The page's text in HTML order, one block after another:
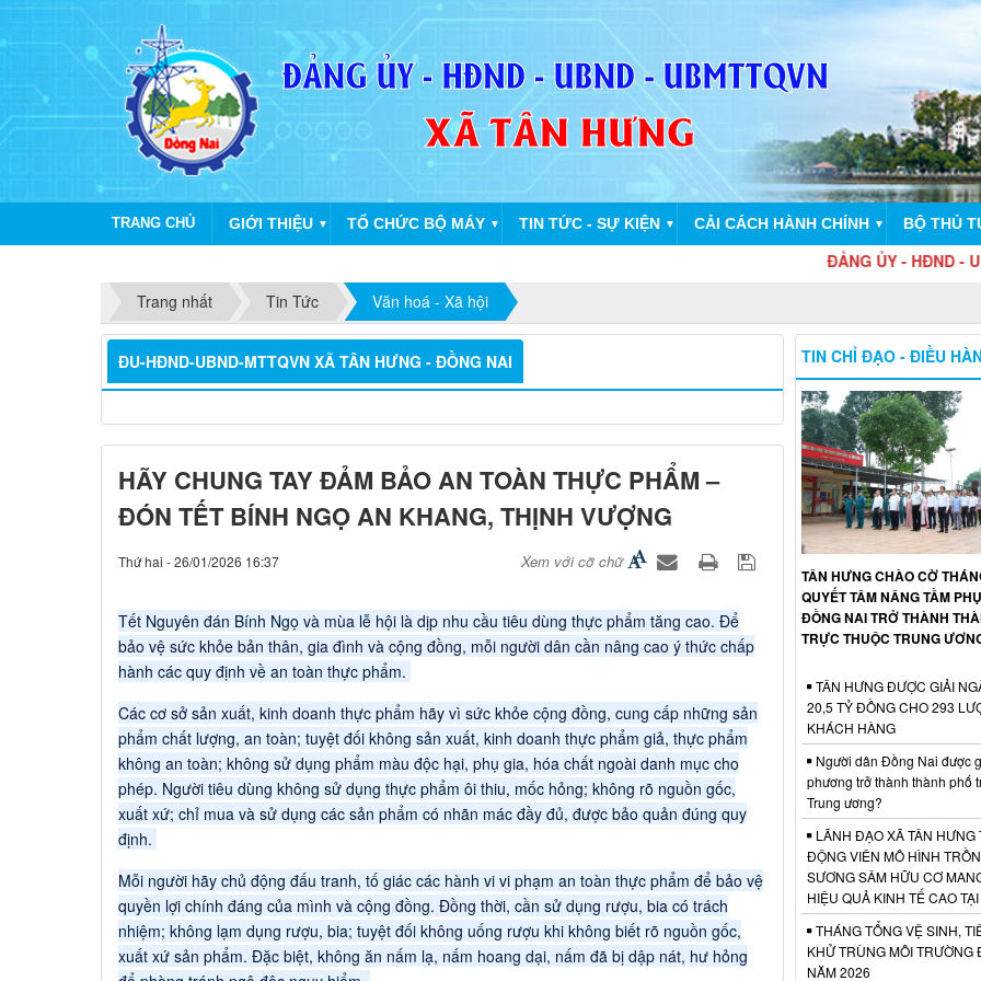
TRANG CHỦ GIỚI THIỆU ▼ TỔ CHỨC BỘ MÁY ▼ TIN TỨC - SỰ KIỆN ▼ CẢI CÁCH HÀNH CHÍNH ▼ BỘ THỦ
ĐẢNG ỦY - HĐND - UBND -
Trang nhất
Tin Tức Văn hoá - Xã hội
ĐU-HĐND-UBND-MTTQVN XÃ TÂN HƯNG - ĐỒNG NAI
HÃY CHUNG TAY ĐẢM BẢO AN TOÀN THỰC PHẨM –
ĐÓN TẾT BÍNH NGỌ AN KHANG, THỊNH VƯỢNG
Thứ hai - 26/01/2026 16:37 Xem với cỡ chữ
Tết Nguyên đán Bính Ngọ và mùa lễ hội là dịp nhu cầu tiêu dùng thực phẩm tăng cao. Để
bảo vệ sức khỏe bản thân, gia đình và cộng đồng, mỗi người dân cần nâng cao ý thức chấp
hành các quy định về an toàn thực phẩm.
Các cơ sở sản xuất, kinh doanh thực phẩm hãy vì sức khỏe cộng đồng, cung cấp những sản
phẩm chất lượng, an toàn; tuyệt đối không sản xuất, kinh doanh thực phẩm giả, thực phẩm
không an toàn; không sử dụng phẩm màu độc hại, phụ gia, hóa chất ngoài danh mục cho
phép. Người tiêu dùng không sử dụng thực phẩm ôi thiu, mốc hỏng; không rõ nguồn gốc,
xuất xứ; chỉ mua và sử dụng các sản phẩm có nhãn mác đầy đủ, được bảo quản đúng quy
định.
Mỗi người hãy chủ động đấu tranh, tố giác các hành vi vi phạm an toàn thực phẩm để bảo vệ
quyền lợi chính đáng của mình và cộng đồng. Đồng thời, cần sử dụng rượu, bia có trách
nhiệm; không lạm dụng rượu, bia; tuyệt đối không uống rượu khi không biết rõ nguồn gốc,
xuất xứ sản phẩm. Đặc biệt, không ăn nấm lạ, nấm hoang dại, nấm đã bị dập nát, hư hỏng
TIN CHỈ ĐẠO - ĐIỀU
TÂN HƯNG CHÀO CỜ
QUYẾT TÂM NÂNG TẦM
ĐỒNG NAI TRỞ THÀNH
TRỰC THUỘC TRUNG
TÂN HƯNG ĐƯỢC GIẢI
20,5 TỶ ĐỒNG CHO 293
KHÁCH HÀNG
Người dân Đồng Nai được
phương trở thành thành phố
Trung ương?
LÃNH ĐẠO XÃ TÂN HƯNG
ĐỘNG VIÊN MÔ HÌNH
SƯƠNG SÂM HỮU CƠ
HIỆU QUẢ KINH TẾ CAO
THÁNG TỔNG VỆ SINH,
KHỬ TRÙNG MÔI TRƯỜNG
NĂM 2026